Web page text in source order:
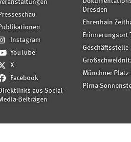
Instagram
YouTube
X
Facebook
aus Social-
Beiträgen
Dresden
Ehrenhain
Erinnerungsort
Geschäftsstelle
Münchner Platz
Pirna-